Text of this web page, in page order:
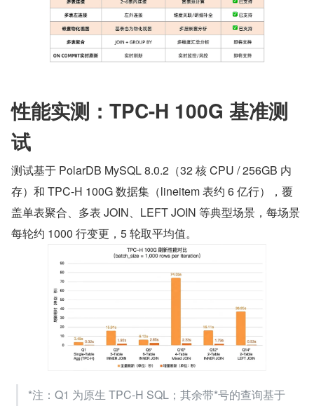
性能实测：TPC-H 100G 基准测
试
测试基于 PolarDB MySQL 8.0.2（32 核 CPU / 256GB 内
存）和 TPC-H 100G 数据集（lineitem 表约 6 亿行），覆
盖单表聚合、多表 JOIN、LEFT JOIN 等典型场景，每场景
每轮约 1000 行变更，5 轮取平均值。
*注：Q1 为原生 TPC-H SQL；其余带*号的查询基于